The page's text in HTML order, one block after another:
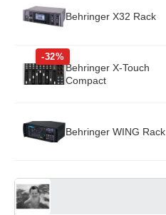
Behringer X32 Rack
-32%
Behringer X-Touch
Compact
Behringer WING Rack